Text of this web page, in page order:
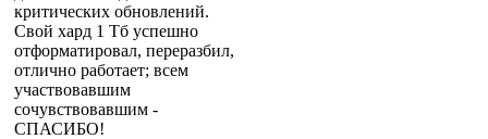
критических обновлений.
Свой хард 1 Тб успешно
отформатировал, переразбил,
отлично работает; всем
участвовавшим
сочувствовавшим -
СПАСИБО!